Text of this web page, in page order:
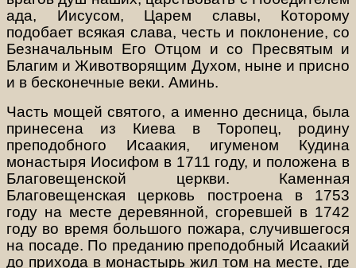
ада, Иисусом, Царем славы, Которому
подобает всякая слава, честь и поклонение, со
Безначальным Его Отцом и со Пресвятым и
Благим и Животворящим Духом, ныне и присно
и в бесконечные веки. Аминь.
Часть мощей святого, а именно десница, была
принесена из Киева в Торопец, родину
преподобного Исаакия, игуменом Кудина
монастыря Иосифом в 1711 году, и положена в
Благовещенской церкви. Каменная
Благовещенская церковь построена в 1753
году на месте деревянной, сгоревшей в 1742
году во время большого пожара, случившегося
на посаде. По преданию преподобный Исаакий
до прихода в монастырь жил том на месте, где